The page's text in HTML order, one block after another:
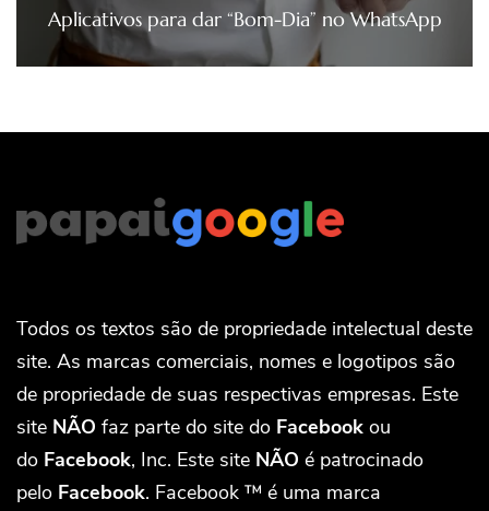
Aplicativos para dar “Bom-Dia” no WhatsApp
Todos os textos são de propriedade intelectual deste
site. As marcas comerciais, nomes e logotipos são
de propriedade de suas respectivas empresas. Este
site NÃO faz parte do site do Facebook ou
do Facebook, Inc. Este site NÃO é patrocinado
pelo Facebook. Facebook ™ é uma marca